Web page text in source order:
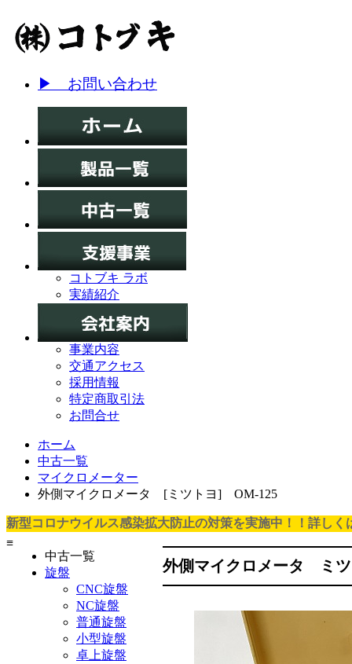
▶ お問い合わせ
コトブキ ラボ
実績紹介
事業内容
交通アクセス
採用情報
特定商取引法
お問合せ
ホーム
中古一覧
マイクロメーター
外側マイクロメータ [ミツトヨ] OM-125
新型コロナウイルス感染拡大防止の対策を実施中！！詳しく
≡
中古一覧
旋盤
CNC旋盤
NC旋盤
普通旋盤
小型旋盤
卓上旋盤
外側マイクロメータ ミ